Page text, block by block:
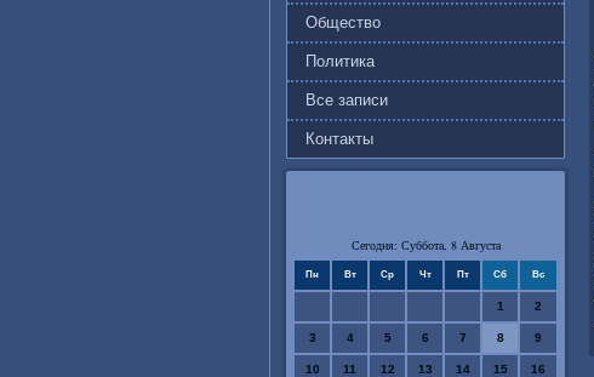
Общество
Политика
Все записи
Контакты
Сегодня: Суббота, 8 Августа
Пн Вт Ср Чт Пт Сб Вс
1 2
3 4 5 6 7 8 9
10 11 12 13 14 15 16